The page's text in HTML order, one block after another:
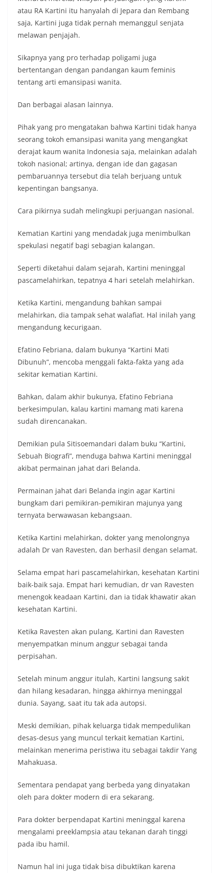
atau RA Kartini itu hanyalah di Jepara dan Rembang
saja, Kartini juga tidak pernah memanggul senjata
melawan penjajah.
Sikapnya yang pro terhadap poligami juga
bertentangan dengan pandangan kaum feminis
tentang arti emansipasi wanita.
Dan berbagai alasan lainnya.
Pihak yang pro mengatakan bahwa Kartini tidak hanya
seorang tokoh emansipasi wanita yang mengangkat
derajat kaum wanita Indonesia saja, melainkan adalah
tokoh nasional; artinya, dengan ide dan gagasan
pembaruannya tersebut dia telah berjuang untuk
kepentingan bangsanya.
Cara pikirnya sudah melingkupi perjuangan nasional.
Kematian Kartini yang mendadak juga menimbulkan
spekulasi negatif bagi sebagian kalangan.
Seperti diketahui dalam sejarah, Kartini meninggal
pascamelahirkan, tepatnya 4 hari setelah melahirkan.
Ketika Kartini, mengandung bahkan sampai
melahirkan, dia tampak sehat walafiat. Hal inilah yang
mengandung kecurigaan.
Efatino Febriana, dalam bukunya “Kartini Mati
Dibunuh”, mencoba menggali fakta-fakta yang ada
sekitar kematian Kartini.
Bahkan, dalam akhir bukunya, Efatino Febriana
berkesimpulan, kalau kartini mamang mati karena
sudah direncanakan.
Demikian pula Sitisoemandari dalam buku “Kartini,
Sebuah Biografi”, menduga bahwa Kartini meninggal
akibat permainan jahat dari Belanda.
Permainan jahat dari Belanda ingin agar Kartini
bungkam dari pemikiran-pemikiran majunya yang
ternyata berwawasan kebangsaan.
Ketika Kartini melahirkan, dokter yang menolongnya
adalah Dr van Ravesten, dan berhasil dengan selamat.
Selama empat hari pascamelahirkan, kesehatan Kartini
baik-baik saja. Empat hari kemudian, dr van Ravesten
menengok keadaan Kartini, dan ia tidak khawatir akan
kesehatan Kartini.
Ketika Ravesten akan pulang, Kartini dan Ravesten
menyempatkan minum anggur sebagai tanda
perpisahan.
Setelah minum anggur itulah, Kartini langsung sakit
dan hilang kesadaran, hingga akhirnya meninggal
dunia. Sayang, saat itu tak ada autopsi.
Meski demikian, pihak keluarga tidak mempedulikan
desas-desus yang muncul terkait kematian Kartini,
melainkan menerima peristiwa itu sebagai takdir Yang
Mahakuasa.
Sementara pendapat yang berbeda yang dinyatakan
oleh para dokter modern di era sekarang.
Para dokter berpendapat Kartini meninggal karena
mengalami preeklampsia atau tekanan darah tinggi
pada ibu hamil.
Namun hal ini juga tidak bisa dibuktikan karena